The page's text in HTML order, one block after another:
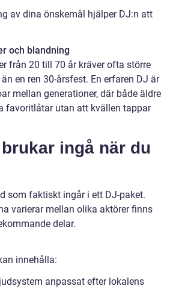
av dina önskemål hjälper DJ:n att
och blandning
från 20 till 70 år kräver ofta större
en ren 30-årsfest. En erfaren DJ är
mellan generationer, där både äldre
favoritlåtar utan att kvällen tappar
ingå när du
som faktiskt ingår i ett DJ-paket.
varierar mellan olika aktörer finns
delar.
innehålla:
anpassat efter lokalens